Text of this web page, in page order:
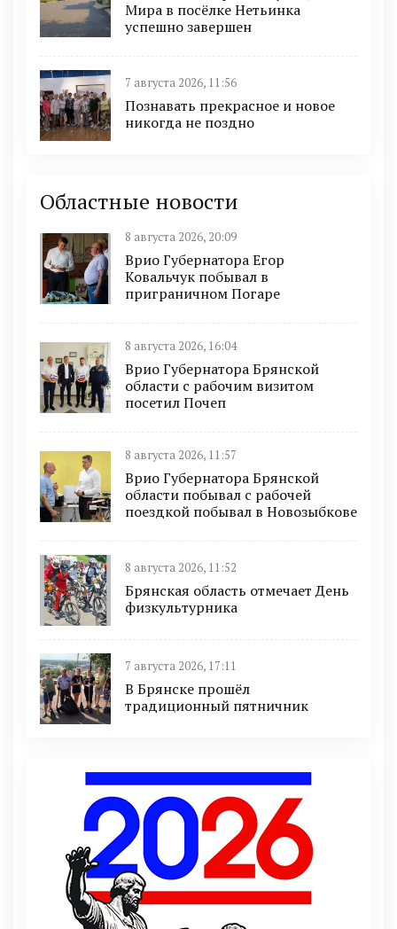
Мира в посёлке Нетьинка
успешно завершен
7 августа 2026, 11:56
Познавать прекрасное и новое
никогда не поздно
Областные новости
8 августа 2026, 20:09
Врио Губернатора Егор
Ковальчук побывал в
приграничном Погаре
8 августа 2026, 16:04
Врио Губернатора Брянской
области с рабочим визитом
посетил Почеп
8 августа 2026, 11:57
Врио Губернатора Брянской
области побывал с рабочей
поездкой побывал в Новозыбкове
8 августа 2026, 11:52
Брянская область отмечает День
физкультурника
7 августа 2026, 17:11
В Брянске прошёл
традиционный пятничник